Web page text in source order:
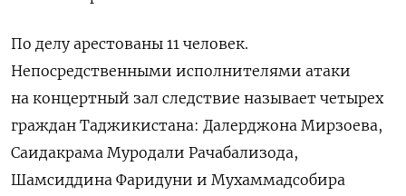
По делу арестованы 11 человек.
Непосредственными исполнителями атаки
на концертный зал следствие называет четырех
граждан Таджикистана: Далерджона Мирзоева,
Саидакрама Муродали Рачабализода,
Шамсиддина Фаридуни и Мухаммадсобира